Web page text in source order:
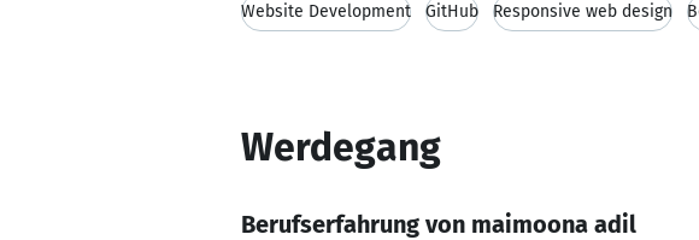
Website Development GitHub Responsive web design
Werdegang
Berufserfahrung von maimoona adil